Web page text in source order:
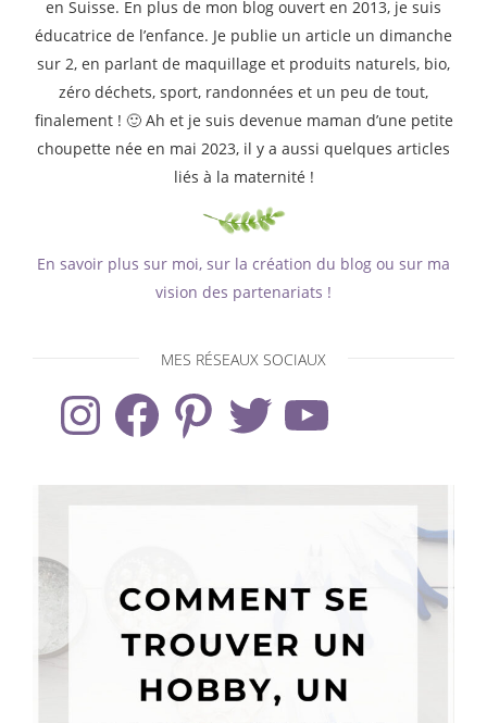
en Suisse. En plus de mon blog ouvert en 2013, je suis
éducatrice de l’enfance. Je publie un article un dimanche
sur 2, en parlant de maquillage et produits naturels, bio,
zéro déchets, sport, randonnées et un peu de tout,
finalement ! 🙂 Ah et je suis devenue maman d’une petite
choupette née en mai 2023, il y a aussi quelques articles
liés à la maternité !
En savoir plus sur moi, sur la création du blog ou sur ma
vision des partenariats !
MES RÉSEAUX SOCIAUX
InstagramFacebook Pinterest Twitter